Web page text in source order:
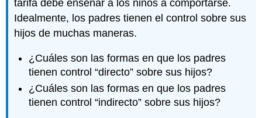
tarifa debe enseñar a los niños a comportarse.
Idealmente, los padres tienen el control sobre sus
hijos de muchas maneras.
¿Cuáles son las formas en que los padres
tienen control “directo” sobre sus hijos?
¿Cuáles son las formas en que los padres
tienen control “indirecto” sobre sus hijos?